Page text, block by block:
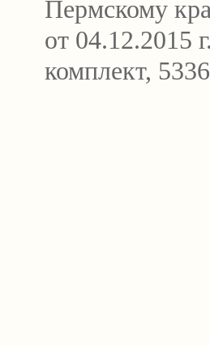
Пермскому
от 04.12.2015
комплект,